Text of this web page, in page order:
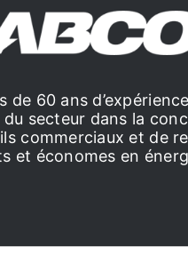
de 60 ans
du secteur dans la
commerciaux et de
et économes en